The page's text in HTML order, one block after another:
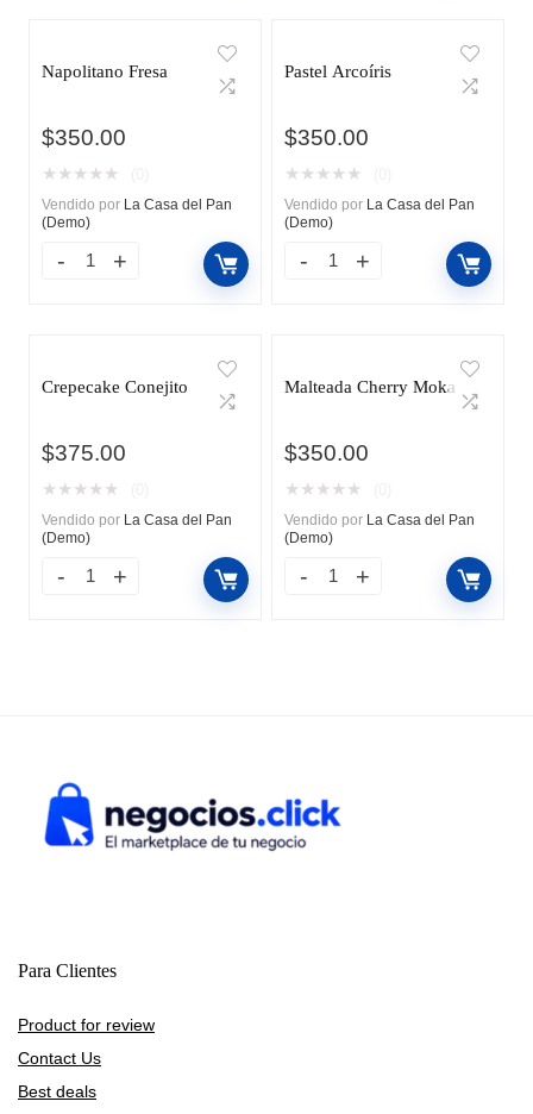
Napolitano Fresa
$350.00
★ ★ ★ ★ ★
Vendido por La Casa del Pan
(Demo)
Pastel Arcoíris
$350.00
★ ★ ★ ★ ★
Vendido por La Casa del Pan
(Demo)
Crepecake Conejito
$375.00
★ ★ ★ ★ ★
Vendido por La Casa del Pan
(Demo)
Malteada Cherry Moka
$350.00
★ ★ ★ ★ ★
Vendido por La Casa del Pan
(Demo)
Para Clientes
Product for review
Contact Us
Best deals